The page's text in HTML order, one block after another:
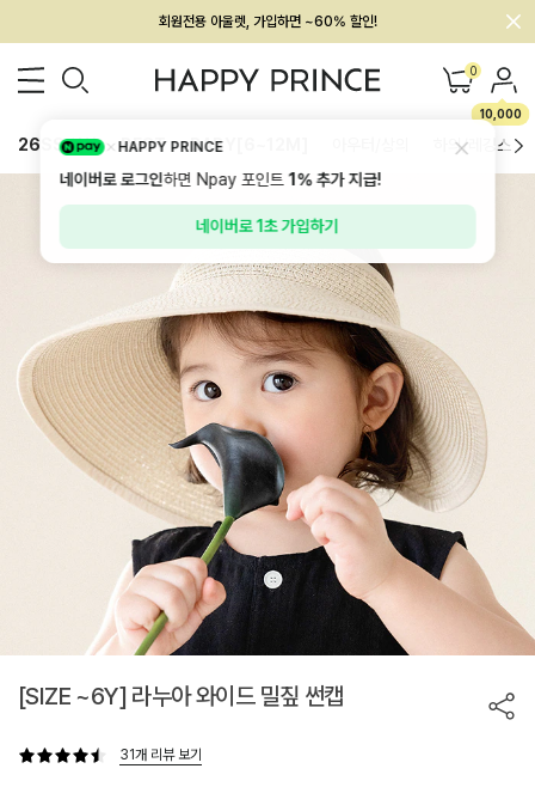
회원전용 아울렛, 가입하면 ~60% 할인!
멤버십 최대 28,000원 혜택 0
10,000
26SS 신상 BEST BABY[6~12M] 하의/레깅스
[SIZE ~6Y] 라누아 와이드 밀짚 썬캡
31개 리뷰 보기
HAPPY PRINCE
네이버로 로그인하면 Npay 포인트1%추가 지급!
네이버로 1초 가입하기